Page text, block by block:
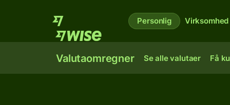
Personlig Virksomhed
Valutaomregner Se alle valutaer Få